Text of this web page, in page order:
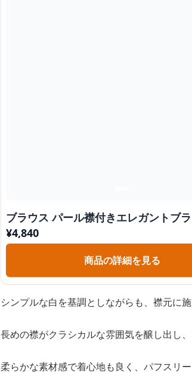
ブラウス パール襟付きエレガントブ
¥4,840
商品の詳細を見る
シンプルな白を基調としながらも、襟元に
長めの襟がクラシカルな雰囲気を醸し出し
柔らかな素材感で着心地も良く、パフスリ